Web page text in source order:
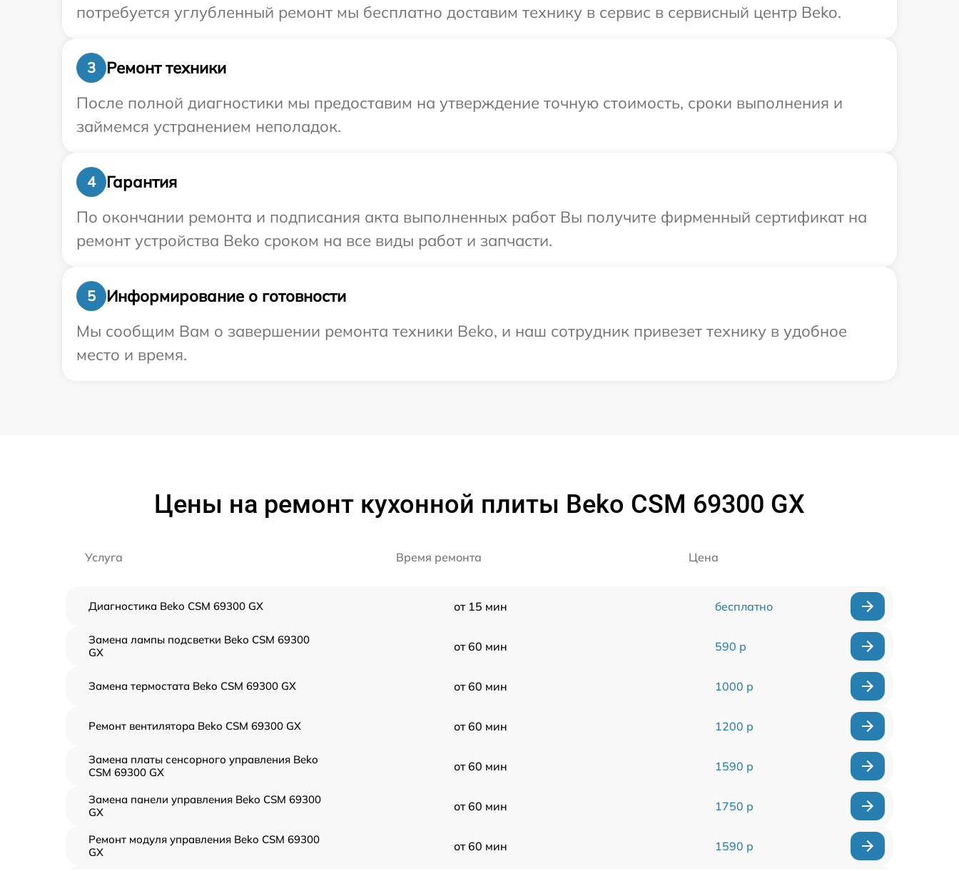
потребуется углубленный ремонт мы бесплатно доставим технику в сервис в сервисный центр Beko.
3
Ремонт техники
После полной диагностики мы предоставим на утверждение точную стоимость, сроки выполнения и
займемся устранением неполадок.
4
Гарантия
По окончании ремонта и подписания акта выполненных работ Вы получите фирменный сертификат на
ремонт устройства Beko сроком на все виды работ и запчасти.
5
Информирование о готовности
Мы сообщим Вам о завершении ремонта техники Beko, и наш сотрудник привезет технику в удобное
место и время.
Цены на ремонт кухонной плиты Beko CSM 69300 GX
Услуга Время ремонта Цена
Диагностика Beko CSM 69300 GX от 15 мин бесплатно
Замена лампы подсветки Beko CSM 69300
GX
от 60 мин 590 р
Замена термостата Beko CSM 69300 GX от 60 мин 1000 р
Ремонт вентилятора Beko CSM 69300 GX от 60 мин 1200 р
Замена платы сенсорного управления Beko
CSM 69300 GX
от 60 мин 1590 р
Замена панели управления Beko CSM 69300
GX
от 60 мин 1750 р
Ремонт модуля управления Beko CSM 69300
GX
от 60 мин 1590 р